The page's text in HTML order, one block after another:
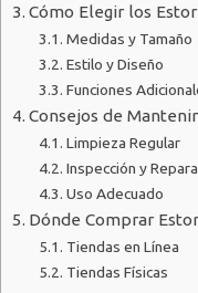
Cómo Elegir los
Medidas y Tamaño
Estilo y Diseño
Funciones
Consejos de
Limpieza Regular
Inspección y
Uso Adecuado
Dónde Comprar
Tiendas en Línea
Tiendas Físicas